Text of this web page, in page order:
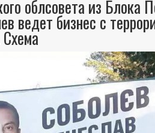
облсовета из Блока
ведет бизнес с